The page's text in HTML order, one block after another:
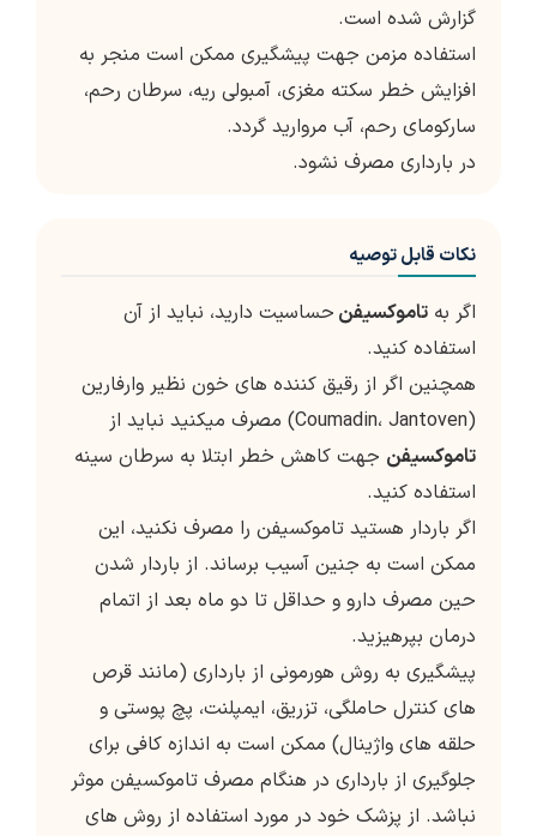
گزارش شده است.
استفاده مزمن جهت پیشگیری ممکن است منجر به
افزایش خطر سکته مغزی، آمبولی ریه، سرطان رحم،
سارکومای رحم، آب مروارید گردد.
در بارداری مصرف نشود.
نکات قابل توصیه
اگر به تاموکسیفن حساسیت دارید، نباید از آن
استفاده کنید.
همچنین اگر از رقیق کننده های خون نظیر وارفارین
(Coumadin، Jantoven) مصرف میکنید نباید از
تاموکسیفن جهت کاهش خطر ابتلا به سرطان سینه
استفاده کنید.
اگر باردار هستید تاموکسیفن را مصرف نکنید، این
ممکن است به جنین آسیب برساند. از باردار شدن
حین مصرف دارو و حداقل تا دو ماه بعد از اتمام
درمان بپرهیزید.
پیشگیری به روش هورمونی از بارداری (مانند قرص
های کنترل حاملگی، تزریق، ایمپلنت، پچ پوستی و
حلقه های واژینال) ممکن است به اندازه کافی برای
جلوگیری از بارداری در هنگام مصرف تاموکسیفن موثر
نباشد. از پزشک خود در مورد استفاده از روش های